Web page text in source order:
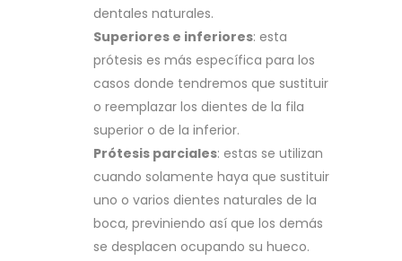
dentales naturales.
Superiores e inferiores: esta
prótesis es más específica para los
casos donde tendremos que sustituir
o reemplazar los dientes de la fila
superior o de la inferior.
Prótesis parciales: estas se utilizan
cuando solamente haya que sustituir
uno o varios dientes naturales de la
boca, previniendo así que los demás
se desplacen ocupando su hueco.